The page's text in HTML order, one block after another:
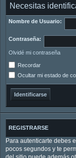
Necesitas
Nombre de Usuario:
Contraseña:
Olvidé mi contraseña
Recordar
Ocultar mi estado de
REGISTRARSE
Para autenticarte debes
pocos segundos y te